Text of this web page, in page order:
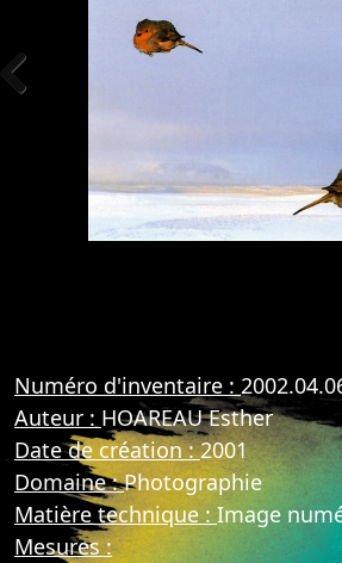
Numéro d'inventaire :
Auteur : HOAREAU Esther
Date de création :2001
Domaine :Photographie
Matière technique : Image
Mesures :